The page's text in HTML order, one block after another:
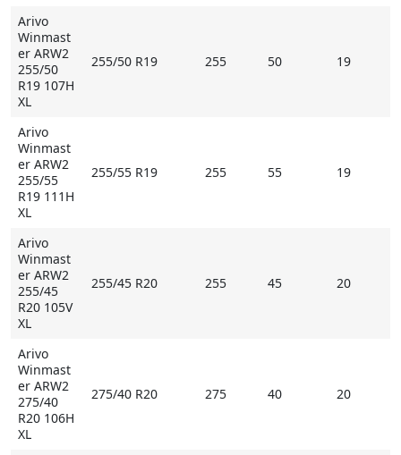
Arivo
Winmast
er ARW2
255/50
R19 107H
XL
255/50 R19 255 50 19
Arivo
Winmast
er ARW2
255/55
R19 111H
XL
255/55 R19 255 55 19
Arivo
Winmast
er ARW2
255/45
R20 105V
XL
255/45 R20 255 45 20
Arivo
Winmast
er ARW2
275/40
R20 106H
XL
275/40 R20 275 40 20